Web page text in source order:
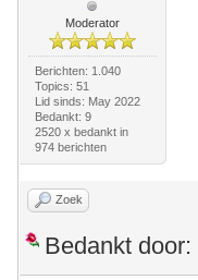
Moderator
Berichten: 1.040
Topics: 51
Lid sinds: May 2022
Bedankt: 9
2520 x bedankt in
974 berichten
Zoek
Bedankt door: